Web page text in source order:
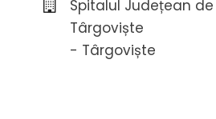
Spitalul Județean
Târgoviște
- Târgoviște